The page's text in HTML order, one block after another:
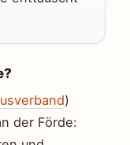
)
der Förde: